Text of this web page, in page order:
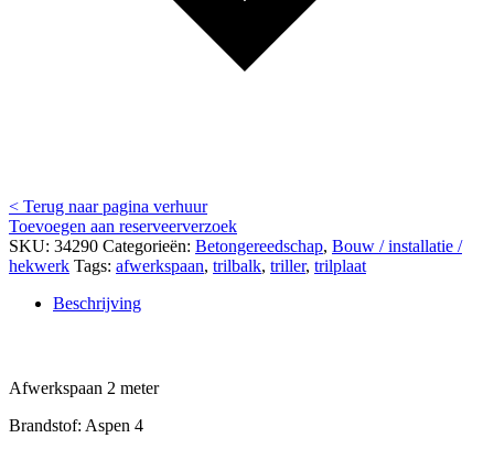
< Terug naar pagina verhuur
Toevoegen aan reserveerverzoek
SKU: 34290 Categorieën: Betongereedschap, Bouw / installatie /
hekwerk Tags: afwerkspaan, trilbalk, triller, trilplaat
Beschrijving
Afwerkspaan 2 meter
Brandstof: Aspen 4